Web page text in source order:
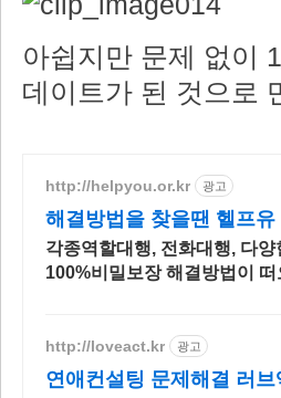
아쉽지만 문제 없이
데이트가 된 것으로
http://helpyou.or.kr 광고
해결방법을 찾을땐 헬프
각종역할대행, 전화대행, 다
100%비밀보장 해결방법이
http://loveact.kr 광고
연애컨설팅 문제해결 러